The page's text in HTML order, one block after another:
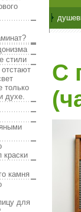
стили
только
духе.
краски
камня
для
С